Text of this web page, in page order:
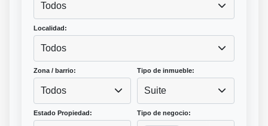
Todos
Localidad:
Todos
Zona / barrio:
Todos
Tipo de inmueble:
Suite
Estado Propiedad: Tipo de negocio: